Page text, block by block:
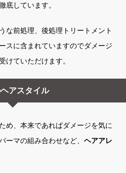
底しています。
な前処理、後処理トリートメント
スに含まれていますのでダメージ
けていただけます。
アスタイル
め、本来であればダメージを気に
ーマの組み合わせなど、 ヘアアレ